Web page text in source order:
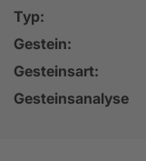
Typ:
Gestein:
Gesteinsart:
Gesteinsanalyse